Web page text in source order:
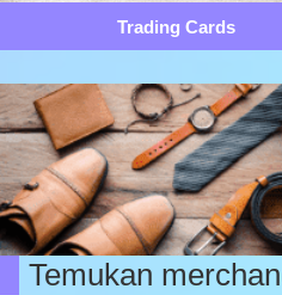
Trading Cards
Temukan